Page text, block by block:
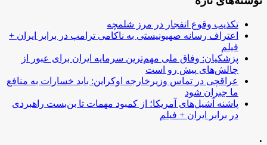
تکذیب وقوع انفجار در مرز شلمچه
اعتراف رسانه صهیونیستی به ناکامی ترامپ در برابر ایران +
فیلم
پزشکیان: وفاق ملی مهم‌ترین سرمایه ایران برای عبور از
چالش‌های پیش رو است
عراقچی در تماس وزیرخارجه اوکراین: باید خسارات به منافع
ما جبران شود
پاشنه آشیل‌های آمریکا؛ از کمبود مهمات تا بن‌بست راهبردی
در برابر ایران + فیلم
.